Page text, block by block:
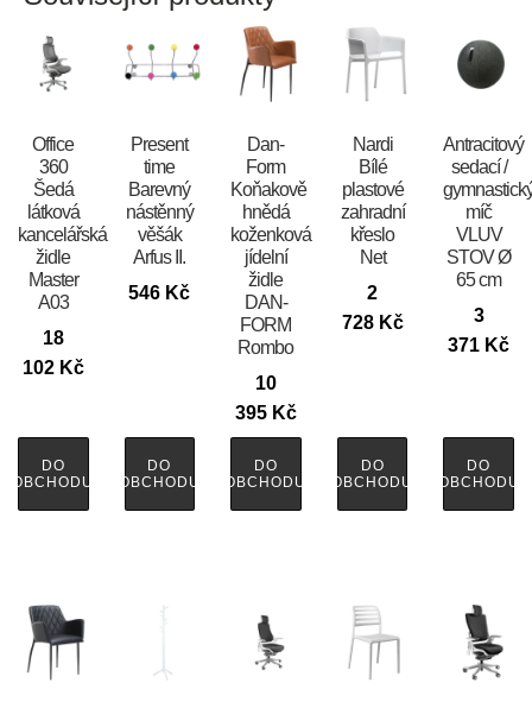
Office
360
Šedá
látková
kancelářská
židle
Master
A03
18
102 Kč
DO
OBCHODU
Present
time
Barevný
nástěnný
věšák
Arfus II.
546 Kč
DO
OBCHODU
​​​​​Dan-
Form
Koňakově
hnědá
koženková
jídelní
židle
DAN-
FORM
Rombo
10
395 Kč
DO
OBCHODU
Nardi
Bílé
plastové
zahradní
křeslo
Net
2
728 Kč
DO
OBCHODU
Antracitový
sedací /
míč
VLUV
STOV Ø
65 cm
3
371 Kč
DO
OBCHODU